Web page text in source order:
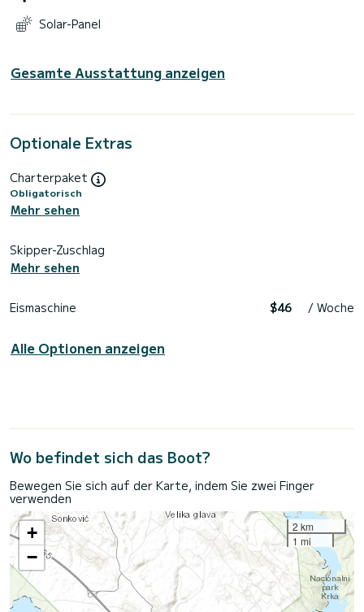
Solar-Panel
Gesamte Ausstattung anzeigen
Optionale Extras
Charterpaket
Obligatorisch
Mehr sehen
Skipper-Zuschlag
Mehr sehen
Eismaschine $46 / Woche
Alle Optionen anzeigen
Wo befindet sich das Boot?
Bewegen Sie sich auf der Karte, indem Sie zwei Finger
verwenden
+
−
2 km
1 mi